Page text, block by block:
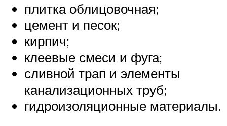
плитка облицовочная;
цемент и песок;
кирпич;
клеевые смеси и фуга;
сливной трап и элементы
канализационных труб;
гидроизоляционные материалы.